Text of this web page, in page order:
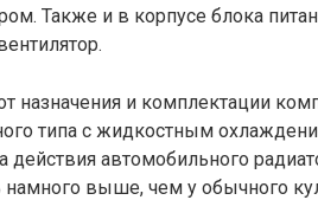
Также и в корпусе блока
назначения и комплектации
типа с жидкостным
действия автомобильного
выше, чем у обычного